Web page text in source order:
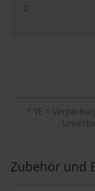
* VE =
Zubehör und